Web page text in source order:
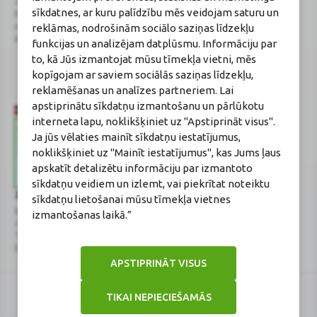
sīkdatnes, ar kuru palīdzību mēs veidojam saturu un
reklāmas, nodrošinām sociālo saziņas līdzekļu
funkcijas un analizējam datplūsmu. Informāciju par
to, kā Jūs izmantojat mūsu tīmekļa vietni, mēs
kopīgojam ar saviem sociālās saziņas līdzekļu,
reklamēšanas un analīzes partneriem. Lai
apstiprinātu sīkdatņu izmantošanu un pārlūkotu
interneta lapu, noklikšķiniet uz "Apstiprināt visus".
Ja jūs vēlaties mainīt sīkdatņu iestatījumus,
noklikšķiniet uz "Mainīt iestatījumus", kas Jums ļaus
apskatīt detalizētu informāciju par izmantoto
sīkdatņu veidiem un izlemt, vai piekrītat noteiktu
sīkdatņu lietošanai mūsu tīmekļa vietnes
izmantošanas laikā.”
TIKAI NEPIECIEŠAMĀS
APSTIPRINĀT VISUS
Noliktavu iela 5, Dreiliņi, Stopiņu
novads, LV-2130
Reģistrācijas Nr.: 40003252167
E-aptiekas kontakti
Aptiekas vadītāja:
Sertificēta farmaceite: Jeļena
Gončarova
Reģistrācijas Nr.: F-0834
Sertifikāta Nr.: 215.2025
Zāļu valsts aģentūra
www.zva.gov.lv
Jersikas iela 15, Rīga
E-pasts: info@zva.gov.lv
Veselības inspekcija
E-pasts: vi@vi.gov.lv